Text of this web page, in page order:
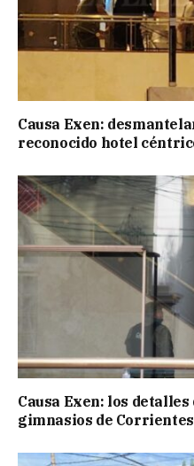
Causa Exen:
reconocido hotel
Causa Exen: los
gimnasios de Corrientes